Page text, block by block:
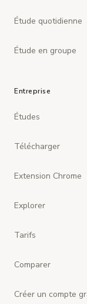
Étude quotidienne
Étude en groupe
Entreprise
Études
Télécharger
Extension Chrome
Explorer
Tarifs
Comparer
Créer un compte